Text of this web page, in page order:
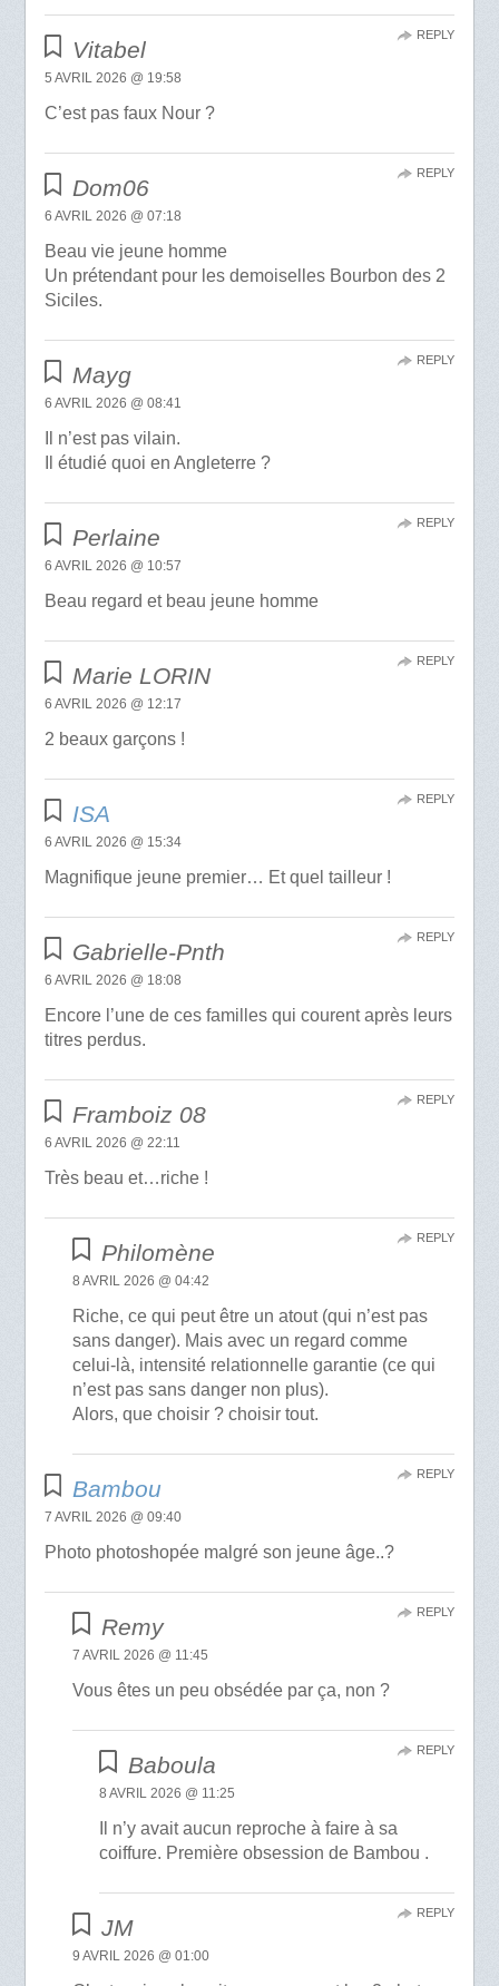
Vitabel
5 AVRIL 2026 @ 19:58
C’est pas faux Nour ?
REPLY
Dom06
6 AVRIL 2026 @ 07:18
Beau vie jeune homme
Un prétendant pour les demoiselles Bourbon des 2
Siciles.
REPLY
Mayg
6 AVRIL 2026 @ 08:41
Il n’est pas vilain.
Il étudié quoi en Angleterre ?
REPLY
Perlaine
6 AVRIL 2026 @ 10:57
Beau regard et beau jeune homme
REPLY
Marie LORIN
6 AVRIL 2026 @ 12:17
2 beaux garçons !
REPLY
ISA
6 AVRIL 2026 @ 15:34
Magnifique jeune premier… Et quel tailleur !
REPLY
Gabrielle-Pnth
6 AVRIL 2026 @ 18:08
Encore l’une de ces familles qui courent après leurs
titres perdus.
REPLY
Framboiz 08
6 AVRIL 2026 @ 22:11
Très beau et…riche !
REPLY
Philomène
8 AVRIL 2026 @ 04:42
Riche, ce qui peut être un atout (qui n’est pas
sans danger). Mais avec un regard comme
celui-là, intensité relationnelle garantie (ce qui
n’est pas sans danger non plus).
Alors, que choisir ? choisir tout.
REPLY
Bambou
7 AVRIL 2026 @ 09:40
Photo photoshopée malgré son jeune âge..?
REPLY
Remy
7 AVRIL 2026 @ 11:45
Vous êtes un peu obsédée par ça, non ?
REPLY
Baboula
8 AVRIL 2026 @ 11:25
Il n’y avait aucun reproche à faire à sa
coiffure. Première obsession de Bambou .
REPLY
JM
9 AVRIL 2026 @ 01:00
REPLY